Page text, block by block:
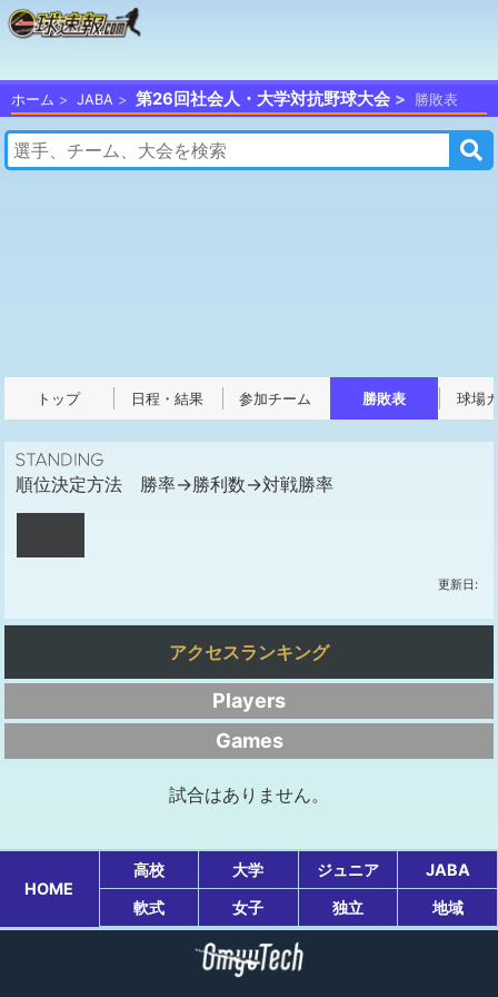
ホーム JABA 第26回社会人・大学対抗野球大会 勝敗表
トップ 日程・結果 参加チーム 勝敗表 球場
順位決定方法 勝率→勝利数→対戦勝率
更新日:
アクセスランキング
Players
Games
試合はありません。
HOME
高校 大学 ジュニア
JABA
軟式
女子 独立 地域